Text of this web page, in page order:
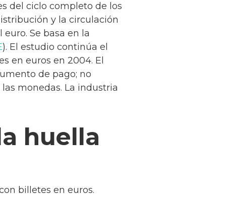
del ciclo completo de los
y la circulación
Se basa en la
). El estudio continúa el
en euros en 2004. El
de pago; no
monedas. La industria
huella
billetes en euros.